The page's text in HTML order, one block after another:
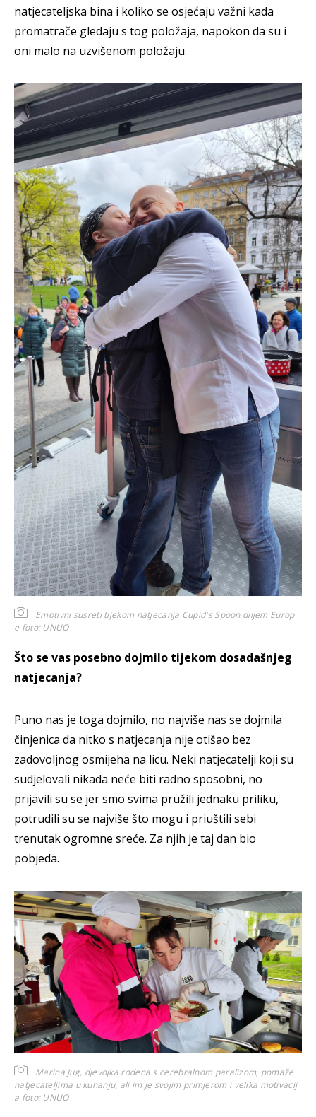
natjecateljska bina i koliko se osjećaju važni kada
promatrače gledaju s tog položaja, napokon da su i
oni malo na uzvišenom položaju.
Emotivni susreti tijekom natjecanja Cupid's Spoon diljem Europ
e foto: UNUO
Što se vas posebno dojmilo tijekom dosadašnjeg
natjecanja?
Puno nas je toga dojmilo, no najviše nas se dojmila
činjenica da nitko s natjecanja nije otišao bez
zadovoljnog osmijeha na licu. Neki natjecatelji koji su
sudjelovali nikada neće biti radno sposobni, no
prijavili su se jer smo svima pružili jednaku priliku,
potrudili su se najviše što mogu i priuštili sebi
trenutak ogromne sreće. Za njih je taj dan bio
pobjeda.
Marina Jug, djevojka rođena s cerebralnom paralizom, pomaže
natjecateljima u kuhanju, ali im je svojim primjerom i velika motivacij
a foto: UNUO